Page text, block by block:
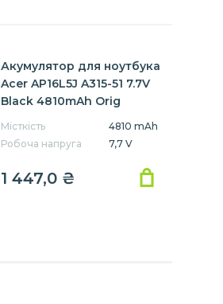
Акумулятор для ноутбука
Acer AP16L5J A315-51 7.7V
Black 4810mAh Orig
Місткість
4810 mAh
Робоча напруга
7,7 V
1 447,0 ₴